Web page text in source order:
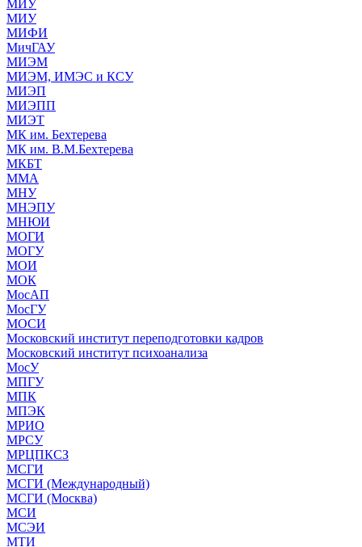
МИУ
МИУ
МИФИ
МичГАУ
МИЭМ
МИЭМ, ИМЭС и КСУ
МИЭП
МИЭПП
МИЭТ
МК им. Бехтерева
МК им. В.М.Бехтерева
МКБТ
ММА
МНУ
МНЭПУ
МНЮИ
МОГИ
МОГУ
МОИ
МОК
МосАП
МосГУ
МОСИ
Московский институт переподготовки кадров
Московский институт психоанализа
МосУ
МПГУ
МПК
МПЭК
МРИО
МРСУ
МРЦПКСЗ
МСГИ
МСГИ (Международный)
МСГИ (Москва)
МСИ
МСЭИ
МТИ